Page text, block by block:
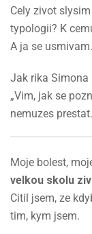
Cely zivot
typologii? K
A ja se
Jak rika Simona
„Vim, jak se
nemuzes
Moje bolest,
velkou skolu
Citil jsem, ze
tim, kym jsem.